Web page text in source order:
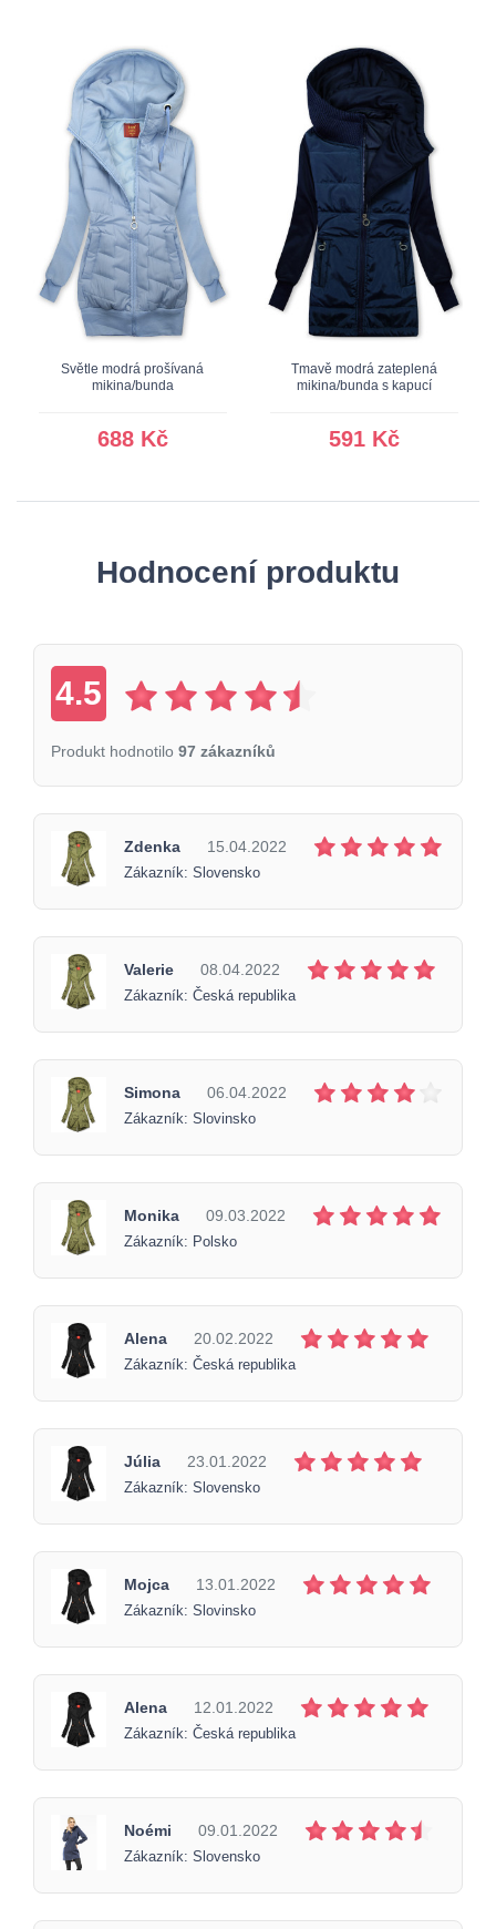
Světle modrá prošívaná
mikina/bunda
688 Kč
Tmavě modrá zateplená
mikina/bunda s kapucí
591 Kč
Hodnocení produktu
4.5
Produkt hodnotilo 97 zákazníků
Zdenka 15.04.2022
Zákazník: Slovensko
Valerie 08.04.2022
Zákazník: Česká republika
Simona 06.04.2022
Zákazník: Slovinsko
Monika 09.03.2022
Zákazník: Polsko
Alena 20.02.2022
Zákazník: Česká republika
Júlia 23.01.2022
Zákazník: Slovensko
Mojca 13.01.2022
Zákazník: Slovinsko
Alena 12.01.2022
Zákazník: Česká republika
Noémi 09.01.2022
Zákazník: Slovensko